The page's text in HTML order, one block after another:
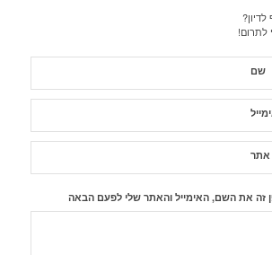
לתרום!
שם
אתר
זה את השם, האימייל והאתר שלי לפעם הבאה